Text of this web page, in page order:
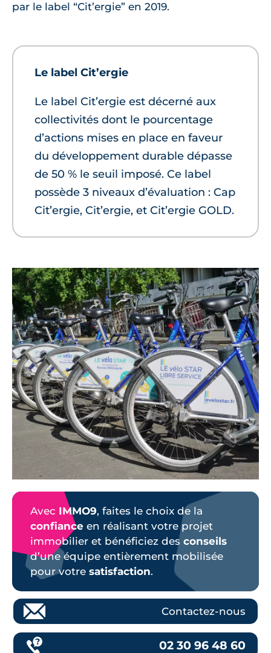
par le label “Cit’ergie” en 2019.
Le label Cit’ergie
Le label Cit’ergie est décerné aux
collectivités dont le pourcentage
d’actions mises en place en faveur
du développement durable dépasse
de 50 % le seuil imposé. Ce label
possède 3 niveaux d’évaluation : Cap
Cit’ergie, Cit’ergie, et Cit’ergie GOLD.
Avec IMMO9, faites le choix de la
confiance en réalisant votre projet
immobilier et bénéficiez des conseils
d’une équipe entièrement mobilisée
pour votre satisfaction.
Contactez-nous
02 30 96 48 60